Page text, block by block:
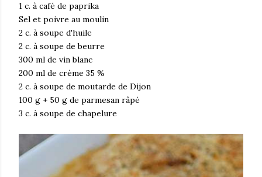
1 c. à café de paprika
Sel et poivre au moulin
2 c. à soupe d'huile
2 c. à soupe de beurre
300 ml de vin blanc
200 ml de crème 35 %
2 c. à soupe de moutarde de Dijon
100 g + 50 g de parmesan râpé
3 c. à soupe de chapelure